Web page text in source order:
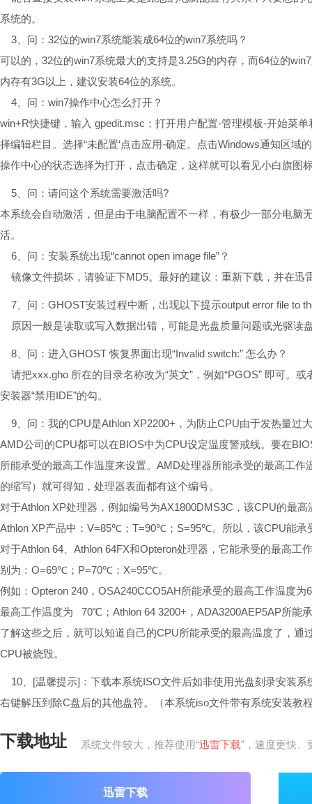
系统的。
3、问：32位的win7系统能装成64位的win7系统吗？
可以的，32位的win7系统最大的支持是3.25G的内存，而64位的
内存有3G以上，建议安装64位的系统。
4、问：win7操作中心怎么打开？
win+R快捷键，输入 gpedit.msc；打开用户配置-管理模板-开始菜
择编辑栏目。选择“未配置‘点击应用-确定。点击Windows通知区
操作中心的状态选择为打开，点击确定，这样就可以看见小白旗图
5、问：请问这个系统需要激活吗?
本系统会自动激活，但是由于电脑配置不一样，有极少一部分电脑
活。
6、问：安装系统出现“cannot open image file”？
镜像文件损坏，请验证下MD5。最好的建议：重新下载，并在迅
7、问：GHOST安装过程中断，出现以下提示output error file to
原因一般是读取或写入数据出错，可能是光盘质量问题或光驱读
8、问：进入GHOST 恢复界面出现“Invalid switch:” 怎么办？
请把xxx.gho 所在的目录名称改为“英文”，例如“PGOS” 即可。
安装器“禁用IDE”的勾。
9、问：我的CPU是Athlon XP2200+，为防止CPU由于发热量过
AMD公司的CPU都可以在BIOS中为CPU设定温度警戒线。要在
所能承受的最高工作温度来设置。AMD处理器所能承受的最高工
的缩写）就可得知，处理器表面都有这个编号。
对于Athlon XP处理器，例如编号为AX1800DMS3C，该CPU的最
Athlon XP产品中：V=85℃；T=90℃；S=95℃。所以，该CPU能承
对于Athlon 64、Athlon 64FX和Opteron处理器，它能承受的最高
别为：O=69℃；P=70℃；X=95℃。
例如：Opteron 240，OSA240CCO5AH所能承受的最高工作温度
最高工作温度为 70℃；Athlon 64 3200+，ADA3200AEP5AP所能
了解这些之后，就可以知道自己的CPU所能承受的最高温度了，
CPU被烧毁。
10、[温馨提示]：下载本系统ISO文件后如非使用光盘刻录安装
右键解压到除C盘后的其他盘符。（本系统iso文件带有系统安装教
下载地址 系统文件较大，推荐使用“迅雷下载”，速度更快、
迅雷下载